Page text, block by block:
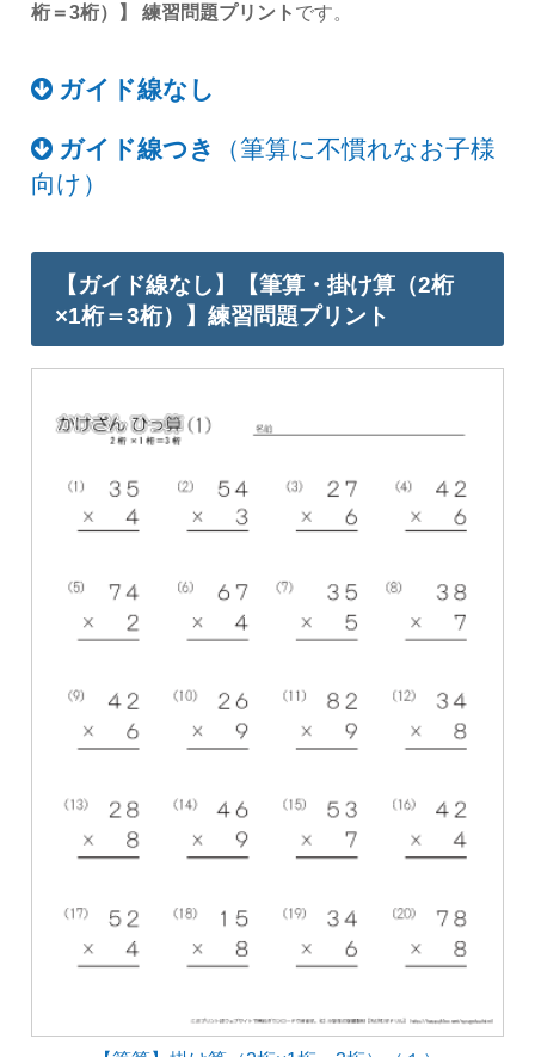
桁＝3桁）】 練習問題プリント です。
ガイド線なし
ガイド線つき
（筆算に不慣れなお子様
向け）
【ガイド線なし】【筆算・掛け算（2桁
×1桁＝3桁）】練習問題プリント